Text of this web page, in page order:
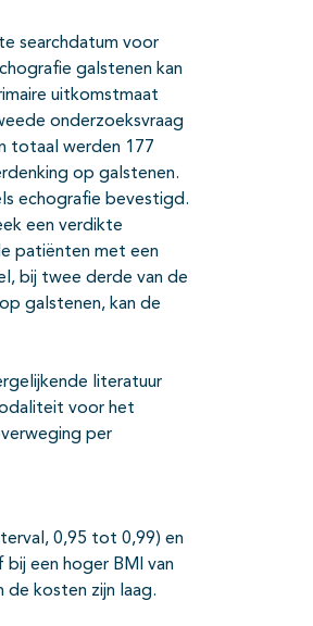
searchdatum voor
galstenen kan
uitkomstmaat
onderzoeksvraag
totaal werden 177
op galstenen.
echografie bevestigd.
een verdikte
patiënten met een
bij twee derde van de
galstenen, kan de
literatuur
voor het
per
0,95 tot 0,99) en
een hoger BMI van
de kosten zijn laag.